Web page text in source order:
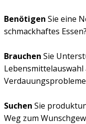
Benötigen Sie eine
schmackhaftes Essen?
Brauchen Sie
Suchen Sie
Weg zum